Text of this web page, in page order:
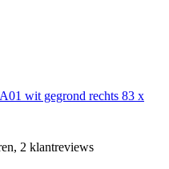
wit gegrond rechts 83 x
2 klantreviews